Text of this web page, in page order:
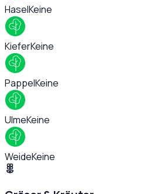
HaselKeine
KieferKeine
PappelKeine
UlmeKeine
WeideKeine